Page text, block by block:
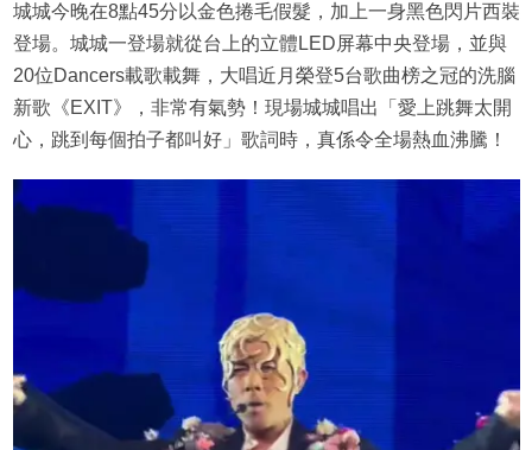
城城今晚在8點45分以金色捲毛假髮，加上一身黑色閃片西裝
登場。城城一登場就從台上的立體LED屏幕中央登場，並與
20位Dancers載歌載舞，大唱近月榮登5台歌曲榜之冠的洗腦
新歌《EXIT》，非常有氣勢！現場城城唱出「愛上跳舞太開
心，跳到每個拍子都叫好」歌詞時，真係令全場熱血沸騰！